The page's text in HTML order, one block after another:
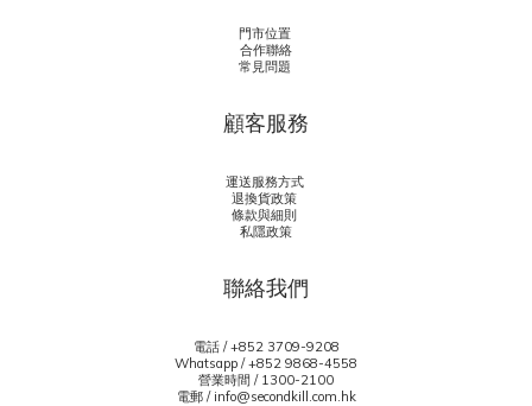
門市位置
合作聯絡
常見問題
顧客服務
運送服務方式
退換貨政策
條款與細則
私隱政策
聯絡我們
電話 / +852 3709-9208
Whatsapp /+852 9868-4558
營業時間 / 1300-2100
電郵 / info@secondkill.com.hk